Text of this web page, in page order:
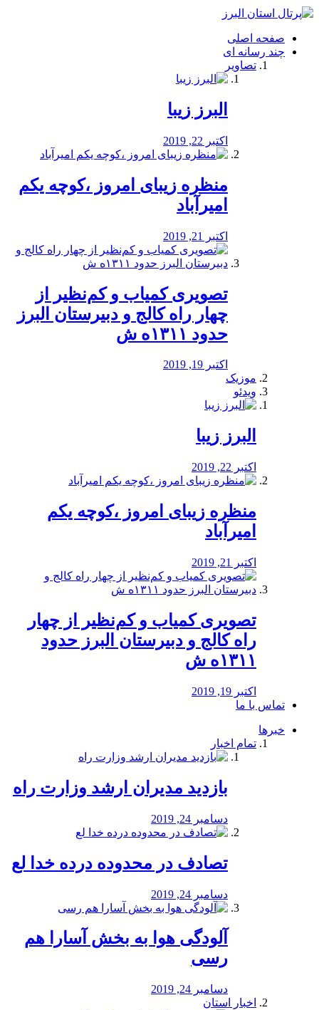
فصد
شرق
تهران
خشکشویی
صفحه اصلی
چند رسانه ای
تصاویر
البرز زیبا
اکتبر 22, 2019
منظره‌‌ زیبای امروز ،کوچه یکم
امیرآباد
اکتبر 21, 2019
️تصویری کمیاب و کم‌نظیر از
چهار راه كالج و دبيرستان البرز
حدود ۱۳۱۱ه ش
اکتبر 19, 2019
موزیک
ویدئو
البرز زیبا
اکتبر 22, 2019
منظره‌‌ زیبای امروز ،کوچه یکم
امیرآباد
اکتبر 21, 2019
️تصویری کمیاب و کم‌نظیر از چهار
راه كالج و دبيرستان البرز حدود
۱۳۱۱ه ش
اکتبر 19, 2019
تماس با ما
خبرها
تمام اخبار
بازدید مدیران ارشد وزارت راه
دسامبر 24, 2019
تصادف در محدوده درده خدا لع
دسامبر 24, 2019
آلودگی هوا به بخش آسارا هم
رسی
دسامبر 24, 2019
اخبار استان